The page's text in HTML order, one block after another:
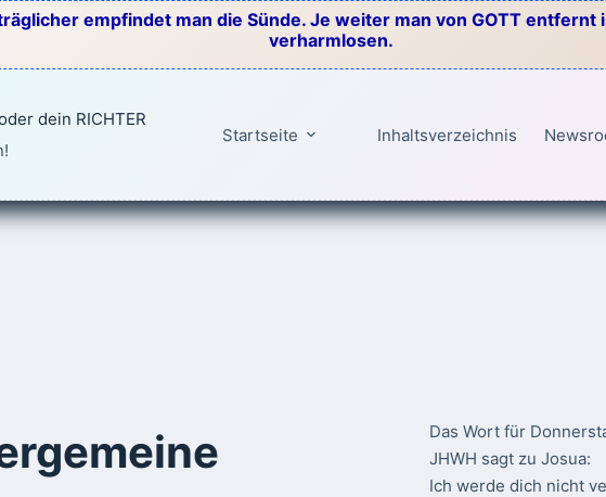
empfindet man die Sünde. Je weiter man von GOTT
verharmlosen.
dein RICHTER
Startseite Inhaltsverzeichnis
Das Wort für
JHWH sagt zu Josua:
Ich werde dich nicht